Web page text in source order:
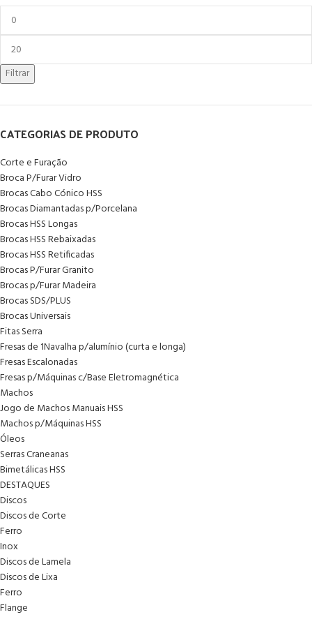
Filtrar
CATEGORIAS DE PRODUTO
Corte e Furação
Broca P/Furar Vidro
Brocas Cabo Cónico HSS
Brocas Diamantadas p/Porcelana
Brocas HSS Longas
Brocas HSS Rebaixadas
Brocas HSS Retificadas
Brocas P/Furar Granito
Brocas p/Furar Madeira
Brocas SDS/PLUS
Brocas Universais
Fitas Serra
Fresas de 1Navalha p/alumínio (curta e longa)
Fresas Escalonadas
Fresas p/Máquinas c/Base Eletromagnética
Machos
Jogo de Machos Manuais HSS
Machos p/Máquinas HSS
Óleos
Serras Craneanas
Bimetálicas HSS
DESTAQUES
Discos
Discos de Corte
Ferro
Inox
Discos de Lamela
Discos de Lixa
Ferro
Flange